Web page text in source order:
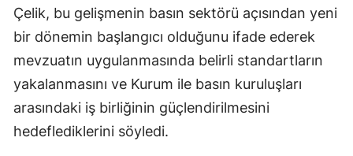
Çelik, bu gelişmenin basın sektörü açısından yeni
bir dönemin başlangıcı olduğunu ifade ederek
mevzuatın uygulanmasında belirli standartların
yakalanmasını ve Kurum ile basın kuruluşları
arasındaki iş birliğinin güçlendirilmesini
hedeflediklerini söyledi.